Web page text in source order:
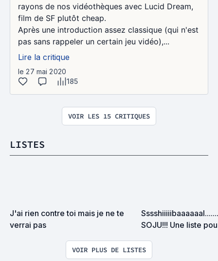
rayons de nos vidéothèques avec Lucid Dream,
film de SF plutôt cheap.
Après une introduction assez classique (qui n'est
pas sans rappeler un certain jeu vidéo),...
Lire la critique
le 27 mai 2020
185
VOIR LES 15 CRITIQUES
LISTES
J'ai rien contre toi mais je ne te
verrai pas
SOJU!!! Une liste
coréen...
VOIR PLUS DE LISTES